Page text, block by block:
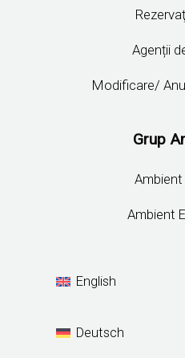
Agenții
Modificare/
Grup
Ambient
English
Deutsch